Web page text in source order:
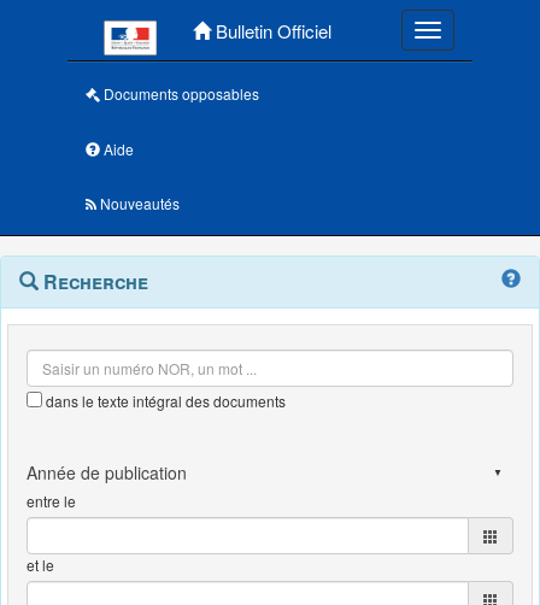
Bulletin Officiel Toggle
Documents opposables
Aide
Nouveautés
Navigation
outils
Menu
contextuel
Recherche
dans le texte intégral des documents
entre le
et le